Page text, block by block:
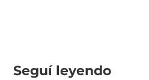
Seguí leyendo